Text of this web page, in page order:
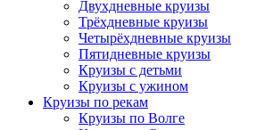
Двухдневные круизы
Трёхдневные круизы
Четырёхдневные круизы
Пятидневные круизы
Круизы с детьми
Круизы с ужином
Круизы по рекам
Круизы по Волге